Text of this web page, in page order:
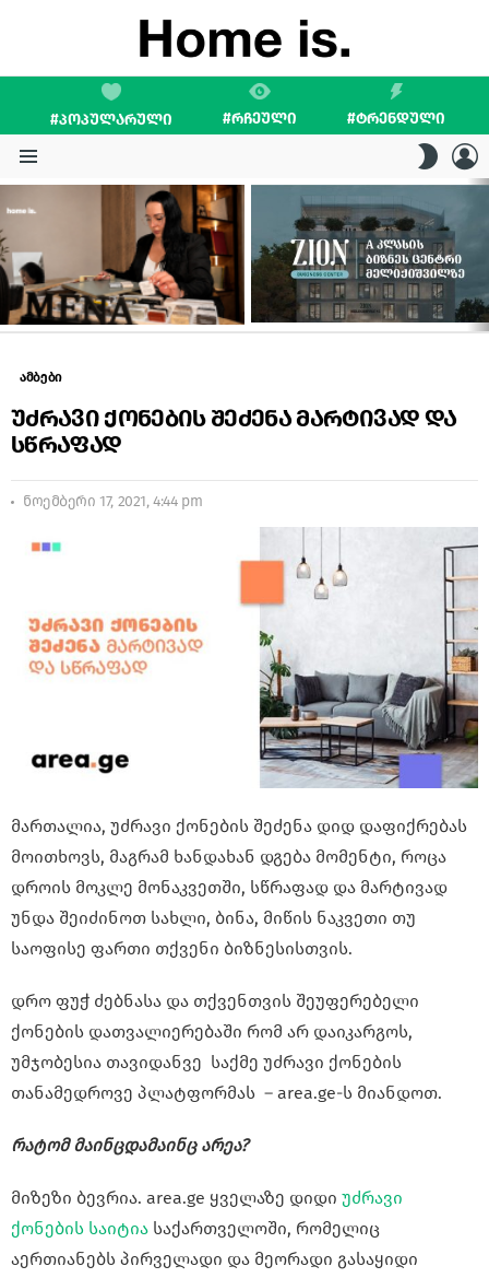
#ᲞᲝᲞᲣᲚᲐᲠᲣᲚᲘ #ᲠᲩᲔᲣᲚᲘ #ᲢᲠᲔᲜᲓᲣᲚᲘ
SKIN
STORIES
ამბები
უძრავი ქონების შეძენა მარტივად და
სწრაფად
ნოემბერი 17, 2021, 4:44 pm
მართალია, უძრავი ქონების შეძენა დიდ დაფიქრებას
მოითხოვს, მაგრამ ხანდახან დგება მომენტი, როცა
დროის მოკლე მონაკვეთში, სწრაფად და მარტივად
უნდა შეიძინოთ სახლი, ბინა, მიწის ნაკვეთი თუ
საოფისე ფართი თქვენი ბიზნესისთვის.
დრო ფუჭ ძებნასა და თქვენთვის შეუფერებელი
ქონების დათვალიერებაში რომ არ დაიკარგოს,
უმჯობესია თავიდანვე საქმე უძრავი ქონების
თანამედროვე პლატფორმას – area.ge-ს მიანდოთ.
რატომ მაინცდამაინც არეა?
მიზეზი ბევრია. area.ge ყველაზე დიდი უძრავი
ქონების საიტია საქართველოში, რომელიც
აერთიანებს პირველადი და მეორადი გასაყიდი